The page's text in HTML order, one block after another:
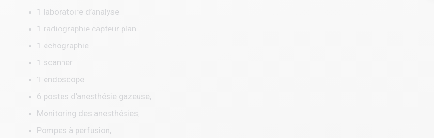
1 laboratoire d’analyse
1 radiographie capteur plan
1 échographie
1 scanner
1 endoscope
6 postes d’anesthésie gazeuse,
Monitoring des anesthésies,
Pompes à perfusion,